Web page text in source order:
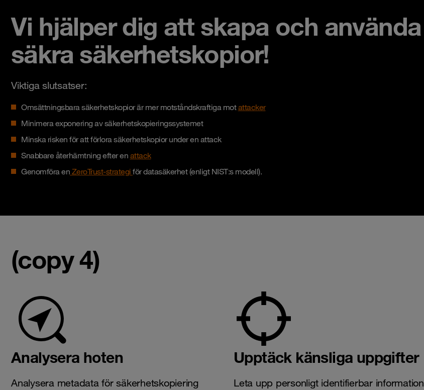
Vi hjälper dig att skapa och använda
säkra säkerhetskopior!
Viktiga slutsatser:
Omsättningsbara säkerhetskopior är mer motståndskraftiga motattacker
Minimera exponering av säkerhetskopieringssystemet
Minska risken för att förlora säkerhetskopior under en attack
Snabbare återhämtning efter en attack
Genomföra en ZeroTrust-strategi för datasäkerhet (enligt NIST:s modell).
(copy 4)
Analysera hoten
Analysera metadata för säkerhetskopiering
Upptäck känsliga uppgifter
Leta upp personligt identifierbar information